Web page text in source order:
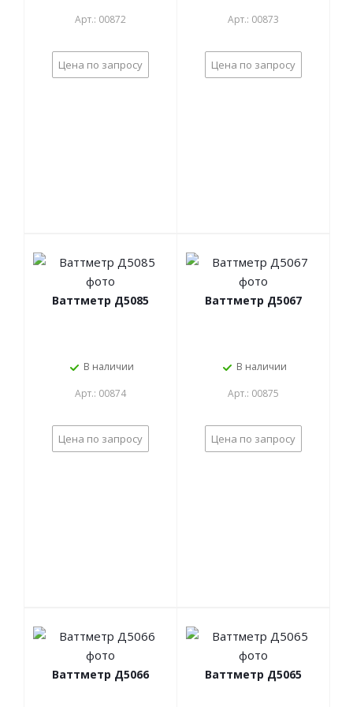
Арт.: 00872
Цена по запросу
Арт.: 00873
Цена по запросу
Ваттметр Д5085
В наличии
Арт.: 00874
Цена по запросу
Ваттметр Д5067
В наличии
Арт.: 00875
Цена по запросу
Ваттметр Д5066 Ваттметр Д5065